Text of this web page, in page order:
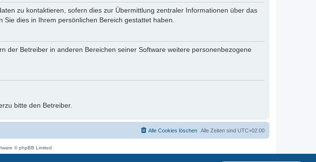
zu kontaktieren, sofern dies zur Übermittlung zentraler Informationen über das
dies in Ihrem persönlichen Bereich gestattet haben.
der Betreiber in anderen Bereichen seiner Software weitere personenbezogene
bitte den Betreiber.
Alle Zeiten sind UTC+02:00
Alle Cookies löschen
© phpBB Limited